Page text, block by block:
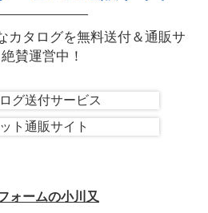
カタログを無料送付＆通販サ
賛運営中！